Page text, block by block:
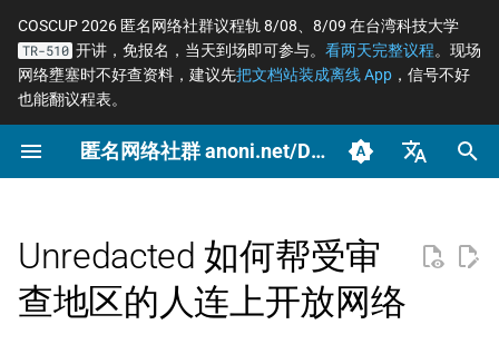
COSCUP 2026 匿名网络社群议程轨 8/08、8/09 在台湾科技大学
TR-510 开讲，免报名，当天到场即可参与。 看两天完整议程。现场
网络壅塞时不好查资料，建议先把文档站装成离线 App ，信号不好
也能翻议程表。
匿名网络社群 anoni.net/Docs
简体中文（zh-CN）
English (en-US)
正
初
搜
索
概念 网络自由为什么重要
威胁模型如何建立
什么是匿名网络？
Tor Browser 进阶设定
Tor Snowflake
场景
一般人平常该做到什么
社运行动者的数位准备
LGBTQ+ 与性少数的匿
进阶
端对端加密如何运作
去中心化网站发布
零知识身份验证与支付
OONI 网站检测清单
Tor Relays 观测点
Tor 更新日志
Arti 更新日志
OONI 更新日志
2026
OONI
Tails
Tor
开始参与 如何参与与认领主题
贡献者百科
BECOME_ANONI
沟通与协作工具
中文化与文件翻译
为什么我们用「正体中
推动主题
2026 年度路线图
Tor Relay 校园建立研
题
COSCUP 2026 公开征稿
匿名网络工作坊 2025/08
筹备：匿名网络工作坊
2025/08
持续关注
Unredacted 如何帮受审
查地区的人连上开放网络